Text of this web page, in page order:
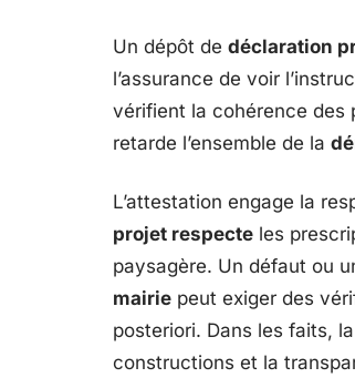
Un dépôt de déclaration
l’assurance de voir
vérifient la cohérence des
retarde l’ensemble de la
L’attestation engage la
projet respecte les
paysagère. Un défaut ou
mairie peut exiger des
posteriori. Dans les faits,
constructions et la